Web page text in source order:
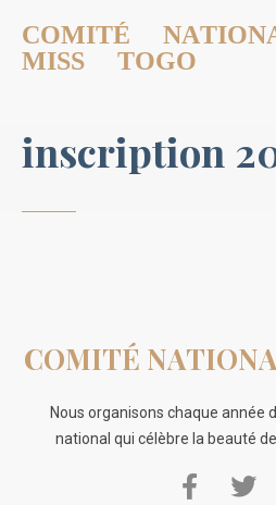
COMITÉ
MISS TOGO
inscription 2
COMITÉ
Nous organisons chaque année
national qui célèbre la beauté